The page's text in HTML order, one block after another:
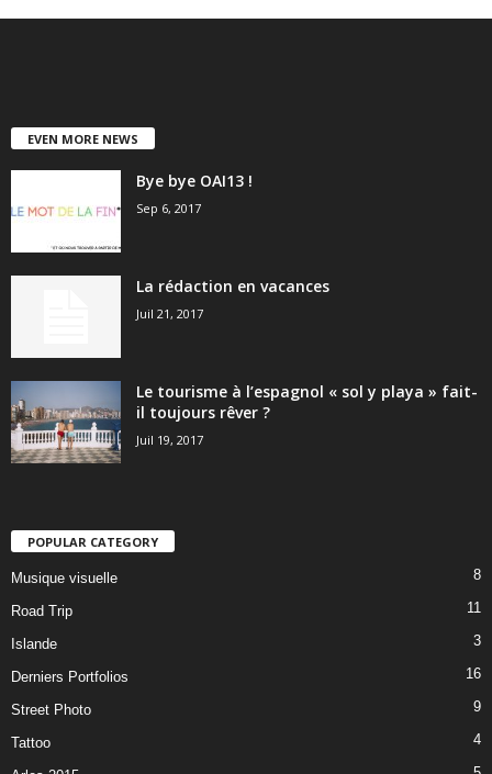
EVEN MORE NEWS
Bye bye OAI13 !
Sep 6, 2017
La rédaction en vacances
Juil 21, 2017
Le tourisme à l’espagnol « sol y playa » fait-
il toujours rêver ?
Juil 19, 2017
POPULAR CATEGORY
Musique visuelle 8
Road Trip 11
Islande 3
Derniers Portfolios 16
Street Photo 9
Tattoo 4